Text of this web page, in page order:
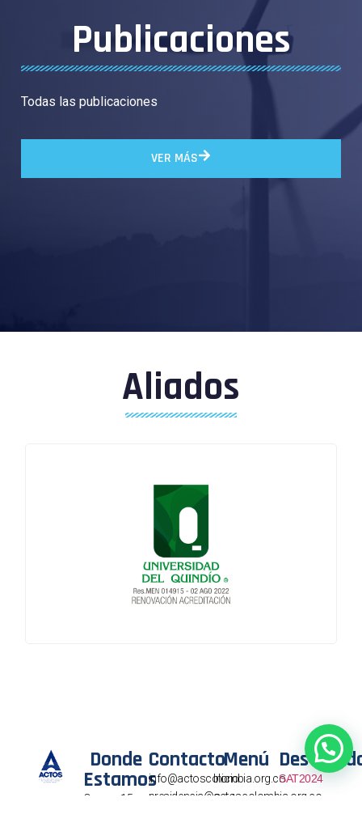
Publicaciones
Todas las publicaciones
VER MÁS
Aliados
Donde
Estamos
Carrera 15
Contacto
info@actoscolombia.org.co
presidencia@actoscolombia.org.co
Menú
Inicio
Quiénes
SAT2024